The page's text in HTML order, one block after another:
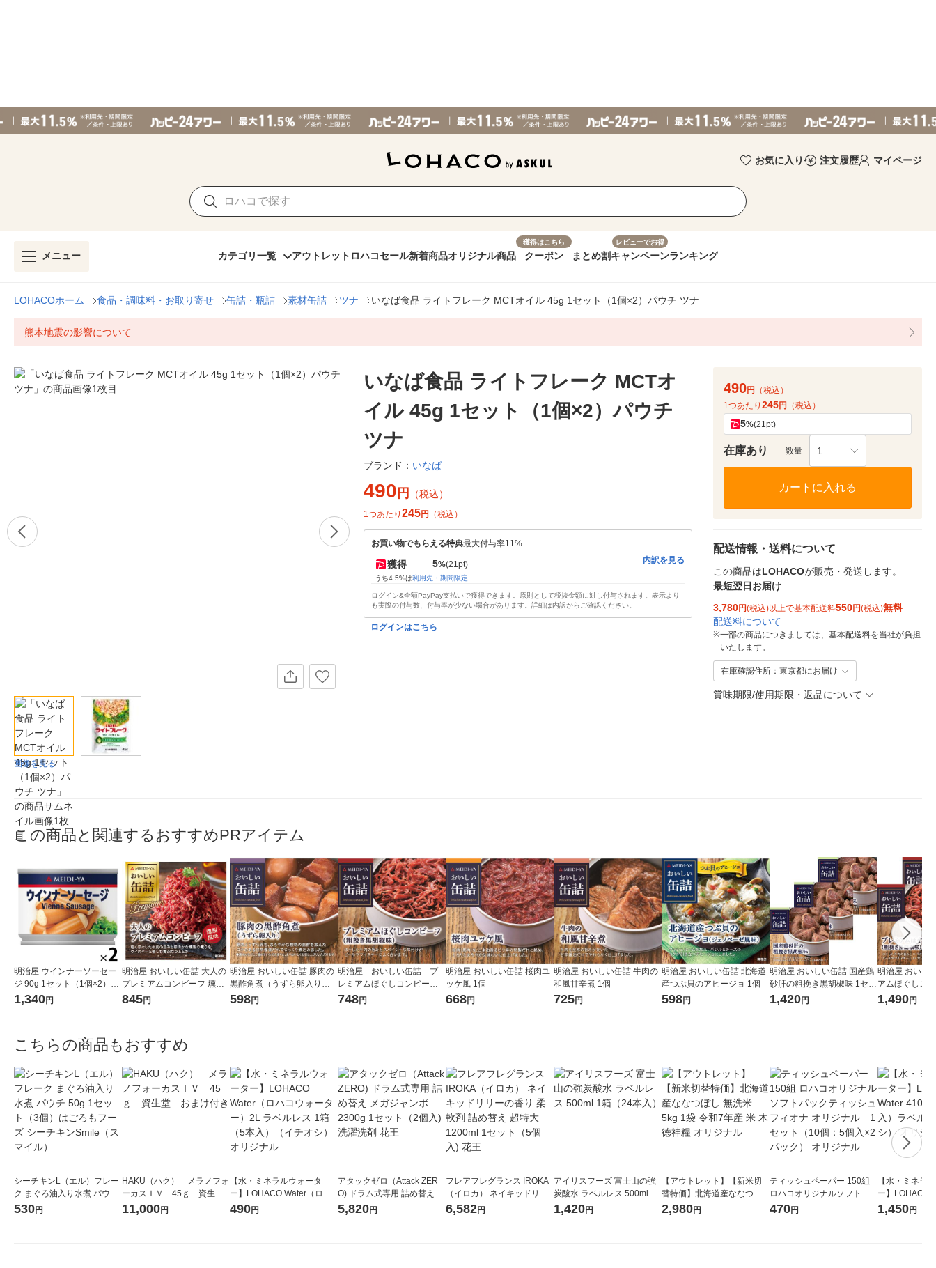
お気に入り 注文履歴 マイページ
メニュー カテゴリ一覧 アウトレット ロハコセール新着商品オリジナル商品
獲得はこちら
クーポン まとめ割
レビューでお得
キャンペーンランキング
LOHACOホーム 食品・調味料・お取り寄せ 缶詰・瓶詰 素材缶詰 ツナ いなば食品 ライトフレーク MCTオイル 45g 1セット（1個×2）パウチ ツナ
熊本地震の影響について
画像を見る
いなば食品 ライトフレーク MCTオ
イル 45g 1セット（1個×2）パウチ
ツナ
ブランド： いなば
490 円 （税込）
1つあたり 245円 （税込）
お買い物でもらえる特典最大付与率11%
獲得 5%(21pt)
うち4.5%は利用先・期間限定
内訳を見る
ログイン&全額PayPay支払いで獲得できます。原則として税抜金額に対し付与されます。表示より
も実際の付与数、付与率が少ない場合があります。詳細は内訳からご確認ください。
ログインはこちら
490円
（税込）
1つあたり 245円 （税込）
5%(21pt)
在庫あり 数量 1
カートに入れる
配送情報・送料について
この商品はLOHACOが販売・発送します。
最短翌日お届け
3,780円(税込)以上で基本配送料550円(税込)無料
配送料について
※一部の商品につきましては、基本配送料を当社が負担
いたします。
在庫確認住所：東京都にお届け
賞味期限/使用期限・返品について
この商品と関連するおすすめPRアイテム
明治屋 ウインナーソーセー
ジ 90g 1セット（1個×2）缶
詰
1,340円
明治屋 おいしい缶詰 大人の
プレミアムコンビーフ 燻製
風味 1個
845円
明治屋 おいしい缶詰 豚肉の
黒酢角煮（うずら卵入り） 1
個
598円
明治屋 おいしい缶詰 プ
レミアムほぐしコンビー
フ 1缶
748円
明治屋 おいしい缶詰 桜肉ユ
ッケ風 1個
668円
明治屋 おいしい缶詰 牛肉の
和風甘辛煮 1個
725円
明治屋 おいしい缶詰 北海道
産つぶ貝のアヒージョ 1個
598円
明治屋 おいしい缶詰 国産鶏
砂肝の粗挽き黒胡椒味 1セッ
ト（3個）
1,420円
明治屋 おいし
アムほぐしコ
ト（2缶）
1,490円
こちらの商品もおすすめ
シーチキンL（エル）フレー
ク まぐろ油入り水煮 パウチ
50g 1セット（3個）はごろ
530円
HAKU（ハク） メラノフォ
ーカスＩＶ 45ｇ 資生
堂 おまけ付き
11,000円
【水・ミネラルウォータ
ー】LOHACO Water（ロハ
コウォーター）2L ラベルレ
490円
アタックゼロ（Attack ZER
O) ドラム式専用 詰め替え メ
ガジャンボ 2300g 1セット
5,820円
フレアフレグランス IROKA
（イロカ） ネイキッドリリ
ーの香り 柔軟剤 詰め替え 超
6,582円
アイリスフーズ 富士山の強
炭酸水 ラベルレス 500ml 1
箱（24本入）
1,420円
【アウトレット】【新米切
替特価】北海道産ななつぼ
し 無洗米 5kg 1袋 令和7年産
2,980円
ティッシュペーパー 150組
ロハコオリジナルソフトパ
ックティッシュ フィオナ オ
470円
【水・ミネラ
ー】LOHACO
1箱（20本入
1,450円